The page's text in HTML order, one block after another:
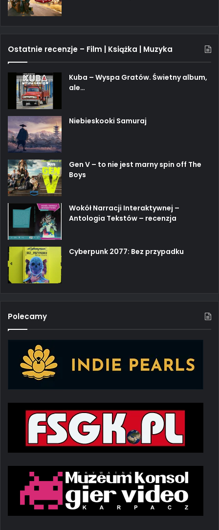
Ostatnie recenzje – Film | Książka | Muzyka
Kuba – Wyspa Gratów. Świetny album,
ale…
Niebieskooki Samuraj
Gen V – to nie jest marny spin off The
Boys
Wokół Narracji Interaktywnej –
Antologia Tekstów – recenzja
Cyberpunk 2077: Bez przypadku
Polecamy